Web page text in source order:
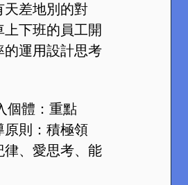
天差地別的對
下班的員工開
運用設計思考
個體：重點
原則：積極領
、愛思考、能